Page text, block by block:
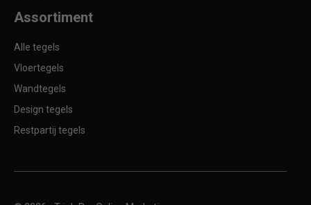
Assortiment
Alle tegels
Vloertegels
Wandtegels
Design tegels
Restpartij tegels